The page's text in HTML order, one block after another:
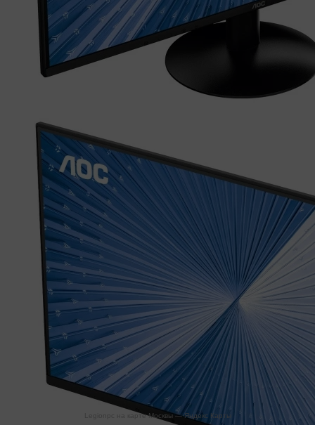
Legionpc на карте Москвы — Яндекс Карты